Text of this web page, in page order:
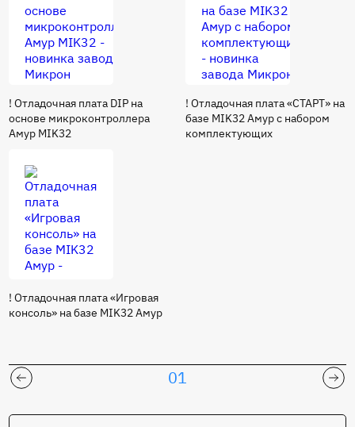
! Отладочная плата DIP на
основе микроконтроллера
Амур MIK32
! Отладочная плата «СТАРТ» на
базе MIK32 Амур с набором
комплектующих
! Отладочная плата «Игровая
консоль» на базе MIK32 Амур
01